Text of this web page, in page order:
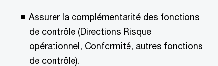
Assurer la complémentarité des fonctions
de contrôle (Directions Risque
opérationnel, Conformité, autres fonctions
de contrôle).